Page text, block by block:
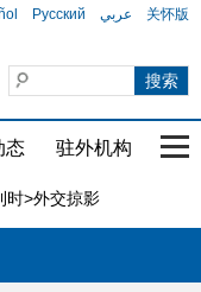
Русский عربي 关怀版
态 驻外机构 国
时>外交掠影